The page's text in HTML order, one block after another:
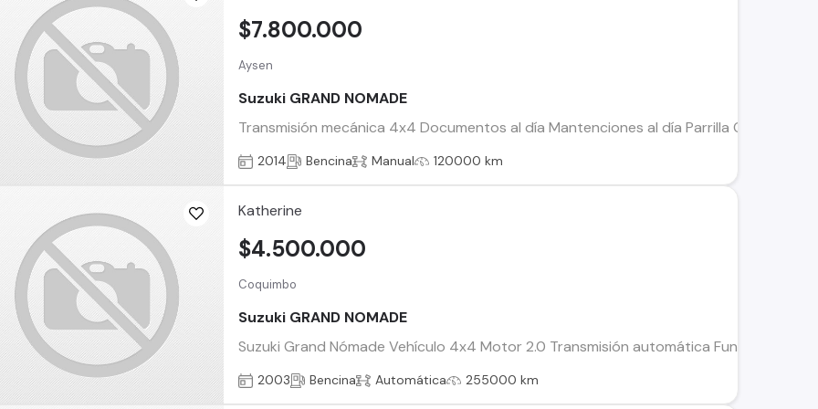
Aysen
Suzuki GRAND NOMADE
Transmisión mecánica 4x4 Documentos al día Mantenciones al día Parrilla Off Road
$7.800.000
2014 Bencina Manual 120000 km
Katherine
Coquimbo
Suzuki GRAND NOMADE
Suzuki Grand Nómade Vehículo 4x4 Motor 2.0 Transmisión automática Funcionando
$4.500.000
2003 Bencina Automática 255000 km